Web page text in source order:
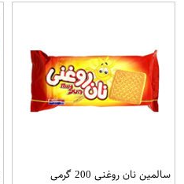
سالمین نان روغنی 200 گرمی